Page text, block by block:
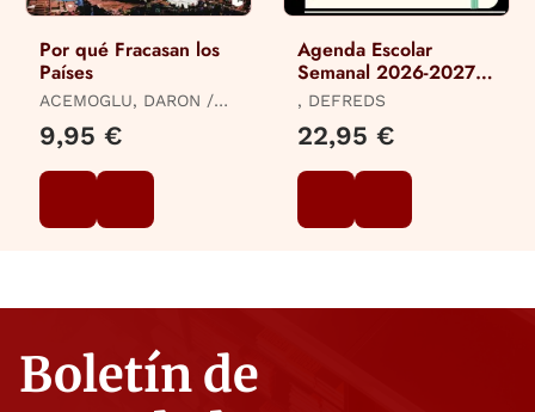
Por qué Fracasan los
Países
ACEMOGLU, DARON /
9,95 €
Agenda Escolar
Semanal 2026-2027
Defreds
, DEFREDS
22,95 €
Boletín de